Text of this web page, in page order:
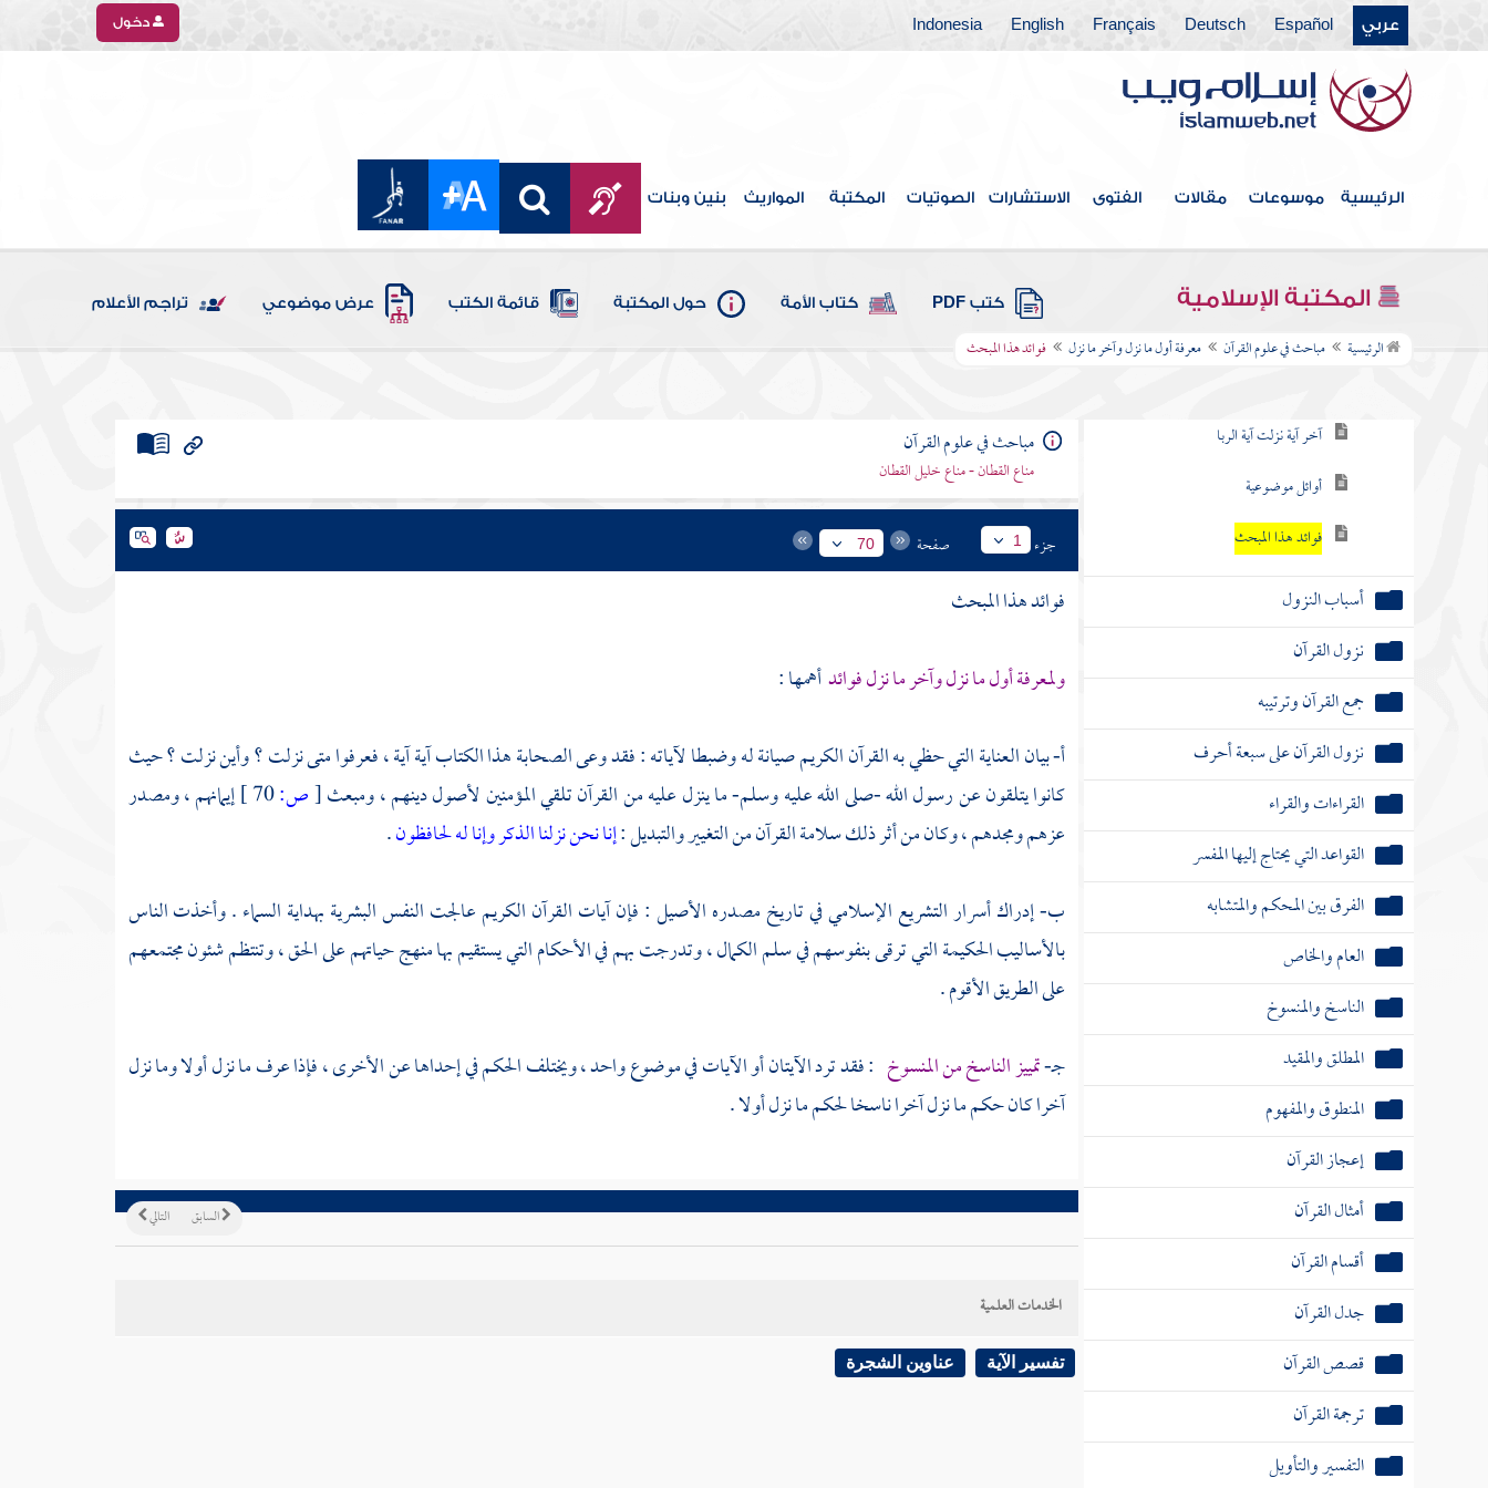
عربي Español
Deutsch
Français
English
Indonesia دخول
الرئيسية موسوعات مقالات الفتوى الاستشارات الصوتيات المكتبة المواريث بنين وبنات
المكتبة الإسلامية كتب PDF كتاب الأمة حول المكتبة قائمة الكتب عرض موضوعي تراجم الأعلام
الرئيسية مباحث في علوم القرآن معرفة أول ما نزل وآخر ما نزل فوائد هذا المبحث
فهرس الكتاب
التعريف بالعلم وبيان نشأته وتطوره
القرآن
الوحي
المكي والمدني
معرفة أول ما نزل وآخر ما نزل
آخر آية نزلت آية الربا
أوائل موضوعية
فوائد هذا المبحث
أسباب النزول
نزول القرآن
جمع القرآن وترتيبه
نزول القرآن على سبعة أحرف
القراءات والقراء
القواعد التي يحتاج إليها المفسر
الفرق بين المحكم والمتشابه
العام والخاص
الناسخ والمنسوخ
المطلق والمقيد
المنطوق والمفهوم
إعجاز القرآن
أمثال القرآن
أقسام القرآن
جدل القرآن
قصص القرآن
ترجمة القرآن
التفسير والتأويل
مباحث في علوم القرآن
مناع القطان - مناع خليل القطان
جزء 1 صفحة 70
فوائد هذا المبحث
ولمعرفة أول ما نزل وآخر ما نزل فوائدأهمها :
أ- بيان العناية التي حظي به القرآن الكريم صيانة له وضبطا لآياته : فقد وعى الصحابة هذا الكتاب آية آية ، فعرفوا متى نزلت ؟ وأين نزلت ؟ حيث
كانوا يتلقون عن رسول الله -صلى الله عليه وسلم- ما ينزل عليه من القرآن تلقي المؤمنين لأصول دينهم ، ومبعث[ص:
إيمانهم ، ومصدر
عزهم ومجدهم ، وكان من أثر ذلك سلامة القرآن من التغيير والتبديل :إنا نحن نزلنا الذكر وإنا له لحافظون.
ب- إدراك أسرار التشريع الإسلامي في تاريخ مصدره الأصيل : فإن آيات القرآن الكريم عالجت النفس البشرية بهداية السماء . وأخذت الناس
بالأساليب الحكيمة التي ترقى بنفوسهم في سلم الكمال ، وتدرجت بهم في الأحكام التي يستقيم بها منهج حياتهم على الحق ، وتنتظم شئون مجتمعهم
على الطريق الأقوم .
جـ-تمييز الناسخ من المنسوخ : فقد ترد الآيتان أو الآيات في موضوع واحد ، ويختلف الحكم في إحداها عن الأخرى ، فإذا عرف ما نزل أولا وما نزل
آخرا كان حكم ما نزل آخرا ناسخا لحكم ما نزل أولا .
التالي السابق
الخدمات العلمية
تفسير الآية عناوين الشجرة